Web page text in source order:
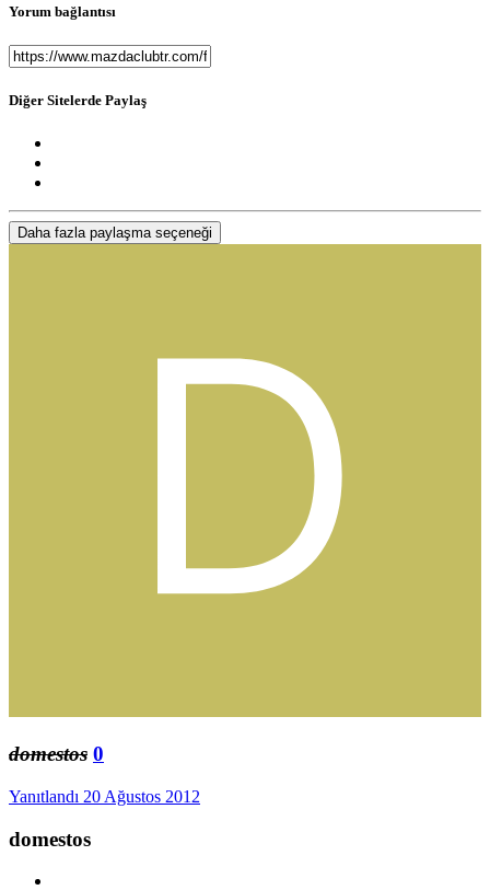
Yorum bağlantısı
Diğer Sitelerde Paylaş
Daha fazla paylaşma seçeneği
domestos 0
Yanıtlandı 20 Ağustos 2012
domestos